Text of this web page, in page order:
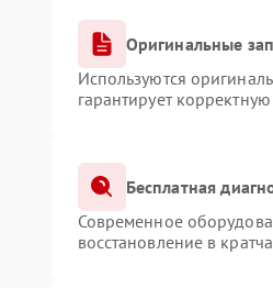
Оригинальные
Используются
гарантирует
Бесплатная
Современное
восстановление в